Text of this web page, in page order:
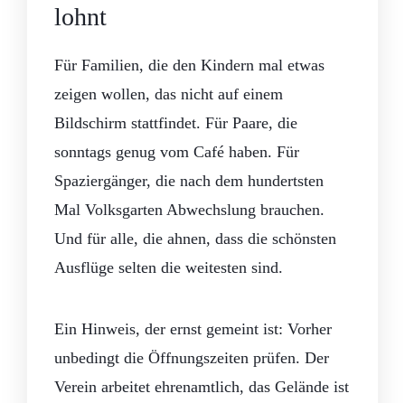
lohnt
Für Familien, die den Kindern mal etwas
zeigen wollen, das nicht auf einem
Bildschirm stattfindet. Für Paare, die
sonntags genug vom Café haben. Für
Spaziergänger, die nach dem hundertsten
Mal Volksgarten Abwechslung brauchen.
Und für alle, die ahnen, dass die schönsten
Ausflüge selten die weitesten sind.
Ein Hinweis, der ernst gemeint ist: Vorher
unbedingt die Öffnungszeiten prüfen. Der
Verein arbeitet ehrenamtlich, das Gelände ist